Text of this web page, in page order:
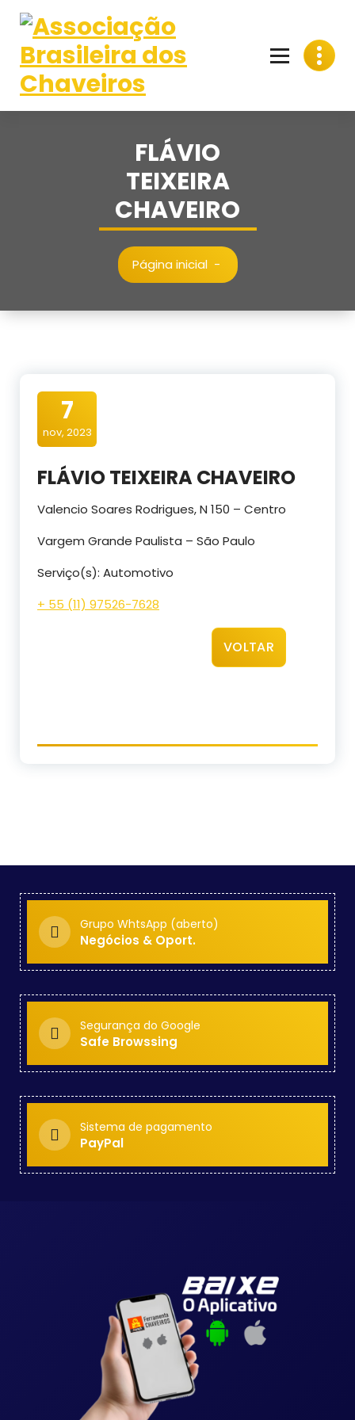
para
conteúdo
FLÁVIO
TEIXEIRA
CHAVEIRO
Página inicial-
7
nov, 2023
FLÁVIO TEIXEIRA CHAVEIRO
Valencio Soares Rodrigues, N 150 – Centro
Vargem Grande Paulista – São Paulo
Serviço(s): Automotivo
+ 55 (11) 97526-7628
VOLTAR
Grupo WhtsApp (aberto)
Negócios & Oport.
Segurança do Google
Safe Browssing
Sistema de pagamento
PayPal